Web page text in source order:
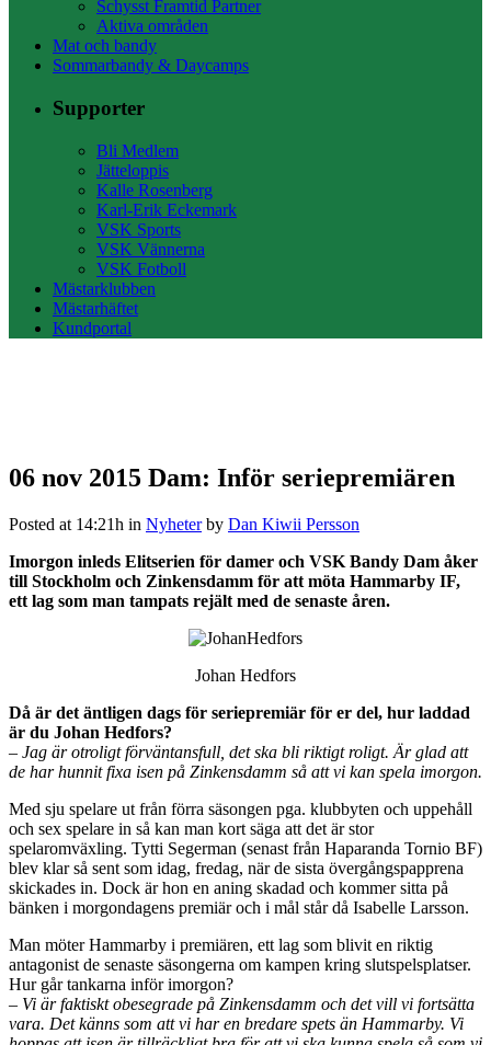
Schysst Framtid Partner
Aktiva områden
Mat och bandy
Sommarbandy & Daycamps
Supporter
Bli Medlem
Jätteloppis
Kalle Rosenberg
Karl-Erik Eckemark
VSK Sports
VSK Vännerna
VSK Fotboll
Mästarklubben
Mästarhäftet
Kundportal
06 nov 2015 Dam: Inför seriepremiären
Posted at 14:21h in Nyheter by Dan Kiwii Persson
Imorgon inleds Elitserien för damer och VSK Bandy Dam åker
till Stockholm och Zinkensdamm för att möta Hammarby IF,
ett lag som man tampats rejält med de senaste åren.
Johan Hedfors
Då är det äntligen dags för seriepremiär för er del, hur laddad
är du Johan Hedfors?
– Jag är otroligt förväntansfull, det ska bli riktigt roligt. Är glad att
de har hunnit fixa isen på Zinkensdamm så att vi kan spela imorgon.
Med sju spelare ut från förra säsongen pga. klubbyten och uppehåll
och sex spelare in så kan man kort säga att det är stor
spelaromväxling. Tytti Segerman (senast från Haparanda Tornio BF)
blev klar så sent som idag, fredag, när de sista övergångspapprena
skickades in. Dock är hon en aning skadad och kommer sitta på
bänken i morgondagens premiär och i mål står då Isabelle Larsson.
Man möter Hammarby i premiären, ett lag som blivit en riktig
antagonist de senaste säsongerna om kampen kring slutspelsplatser.
Hur går tankarna inför imorgon?
– Vi är faktiskt obesegrade på Zinkensdamm och det vill vi fortsätta
vara. Det känns som att vi har en bredare spets än Hammarby. Vi